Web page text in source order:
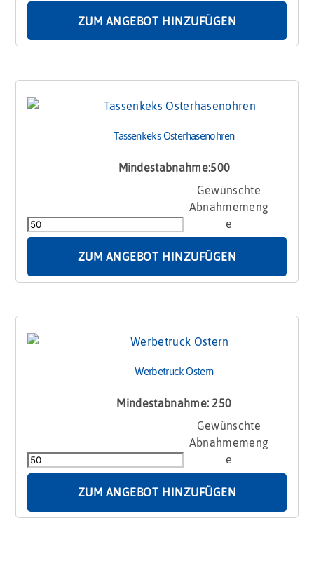
ZUM ANGEBOT HINZUFÜGEN
Tassenkeks Osterhasenohren
Mindestabnahme:500
Menge
ZUM ANGEBOT HINZUFÜGEN
Werbetruck Ostern
Mindestabnahme: 250
Menge
ZUM ANGEBOT HINZUFÜGEN